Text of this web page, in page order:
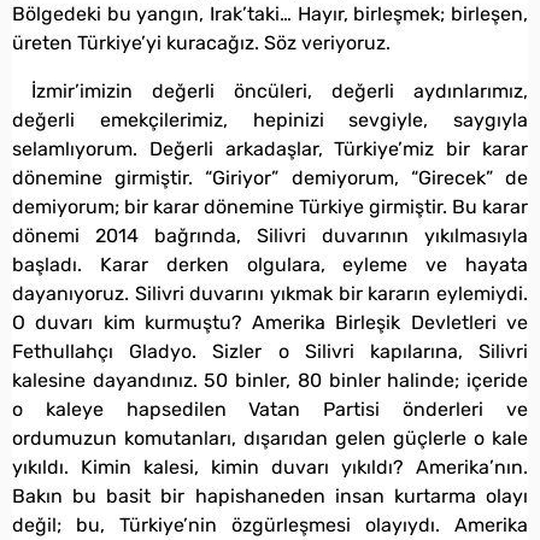
Bölgedeki bu yangın, Irak’taki… Hayır, birleşmek; birleşen,
üreten Türkiye’yi kuracağız. Söz veriyoruz.
İzmir’imizin değerli öncüleri, değerli aydınlarımız,
değerli emekçilerimiz, hepinizi sevgiyle, saygıyla
selamlıyorum. Değerli arkadaşlar, Türkiye’miz bir karar
dönemine girmiştir. “Giriyor” demiyorum, “Girecek” de
demiyorum; bir karar dönemine Türkiye girmiştir. Bu karar
dönemi 2014 bağrında, Silivri duvarının yıkılmasıyla
başladı. Karar derken olgulara, eyleme ve hayata
dayanıyoruz. Silivri duvarını yıkmak bir kararın eylemiydi.
O duvarı kim kurmuştu? Amerika Birleşik Devletleri ve
Fethullahçı Gladyo. Sizler o Silivri kapılarına, Silivri
kalesine dayandınız. 50 binler, 80 binler halinde; içeride
o kaleye hapsedilen Vatan Partisi önderleri ve
ordumuzun komutanları, dışarıdan gelen güçlerle o kale
yıkıldı. Kimin kalesi, kimin duvarı yıkıldı? Amerika’nın.
Bakın bu basit bir hapishaneden insan kurtarma olayı
değil; bu, Türkiye’nin özgürleşmesi olayıydı. Amerika